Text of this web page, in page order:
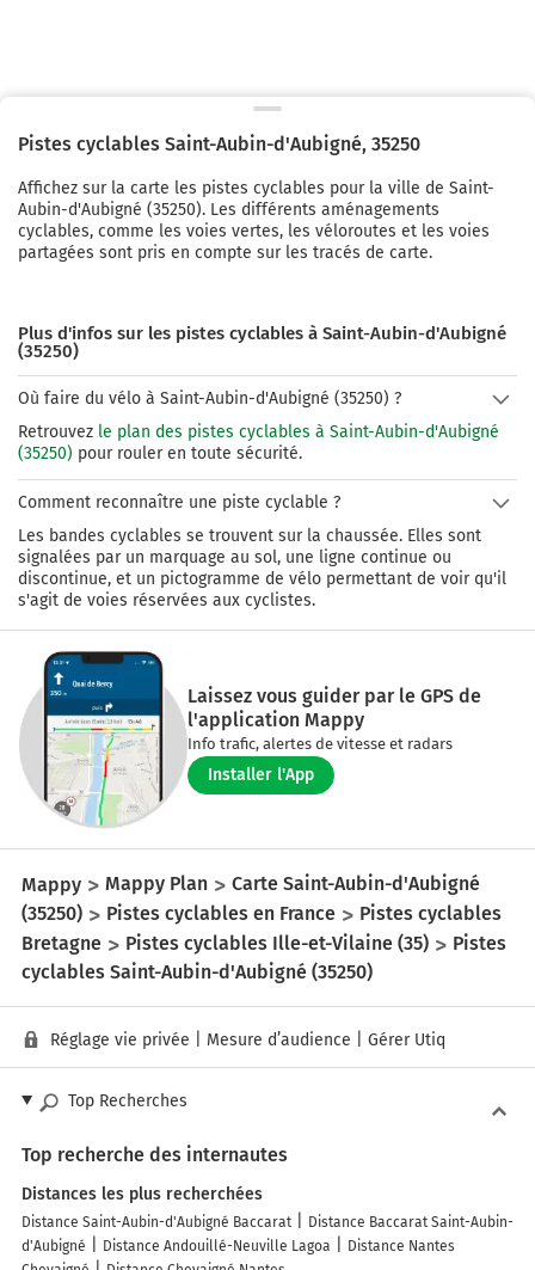
Pistes cyclables Saint-Aubin-d'Aubigné, 35250
Affichez sur la carte les pistes cyclables pour la ville de Saint-
Aubin-d'Aubigné (35250). Les différents aménagements
cyclables, comme les voies vertes, les véloroutes et les voies
partagées sont pris en compte sur les tracés de carte.
Plus d'infos sur les pistes cyclables à Saint-Aubin-d'Aubigné
(35250)
Où faire du vélo à Saint-Aubin-d'Aubigné (35250) ?
Retrouvez le plan des pistes cyclables à Saint-Aubin-d'Aubigné
(35250) pour rouler en toute sécurité.
Comment reconnaître une piste cyclable ?
Les bandes cyclables se trouvent sur la chaussée. Elles sont
signalées par un marquage au sol, une ligne continue ou
discontinue, et un pictogramme de vélo permettant de voir qu'il
s'agit de voies réservées aux cyclistes.
Laissez vous guider par le GPS de
l'application Mappy
Info trafic, alertes de vitesse et radars
Installer l'App
Mappy Mappy Plan
Carte Saint-Aubin-d'Aubigné
(35250)
Pistes cyclables en France
Pistes cyclables
Bretagne
Pistes cyclables Ille-et-Vilaine (35)
Pistes
cyclables Saint-Aubin-d'Aubigné (35250)
Réglage vie privée Mesure d’audience Gérer Utiq
Top Recherches
Top recherche des internautes
Distances les plus recherchées
Distance Saint-Aubin-d'Aubigné Baccarat
Distance Baccarat Saint-Aubin-
d'Aubigné
Distance Andouillé-Neuville Lagoa
Distance Nantes